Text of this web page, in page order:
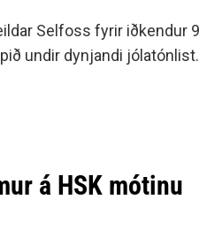
Selfoss fyrir iðkendur
undir dynjandi
á HSK mótinu